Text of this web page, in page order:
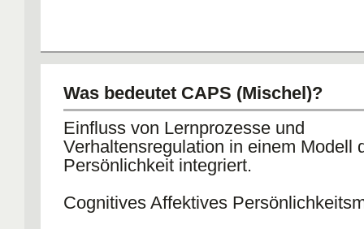
Was bedeutet CAPS (Mischel)?
Einfluss von Lernprozesse und
Verhaltensregulation in einem Modell
Persönlichkeit integriert.
Cognitives Affektives